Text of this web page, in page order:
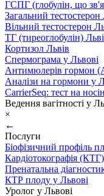
ГСПГ (глобулін, що
Загальний тестостерон
Вільний тестостерон
ТГ (тиреоглобулін)
Кортизол Львів
Спермограма у Львові
Антимюлерів гормон
Аналізи на гормони у
CarrierSeq: тест на
Ведення вагітності у
×
←
Послуги
Біофізичний профіль
Кардіотокографія
Пренатальна
КТР плоду у Львові
Уролог у Львові